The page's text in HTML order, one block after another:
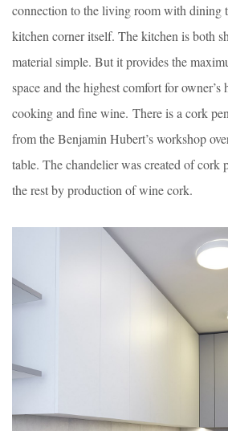
connection to the living room with dining
kitchen corner itself. The kitchen is both
material simple. But it provides the
space and the highest comfort for owner’s
cooking and fine wine. There is a cork
from the Benjamin Hubert’s workshop
table. The chandelier was created of cork
the rest by production of wine cork.